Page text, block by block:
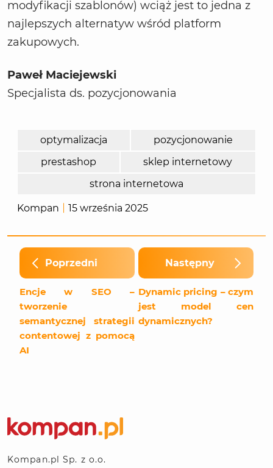
modyfikacji szablonów) wciąż jest to jedna z
najlepszych alternatyw wśród platform
zakupowych.
Paweł Maciejewski
Specjalista ds. pozycjonowania
optymalizacja
pozycjonowanie
prestashop
sklep internetowy
strona internetowa
Kompan 15 września 2025
Poprzedni
Encje w SEO –
tworzenie
semantycznej strategii
contentowej z pomocą
AI
Następny
Dynamic pricing – czym
jest model cen
dynamicznych?
Kompan.pl Sp. z o.o.